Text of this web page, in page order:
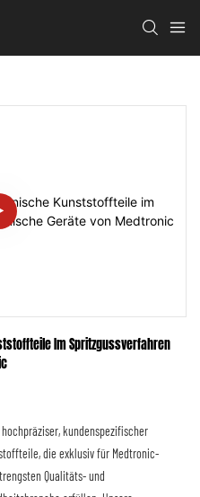
Im Spritzgussverfahren
kundenspezifischer
die exklusiv für Medtronic-
Qualitäts- und